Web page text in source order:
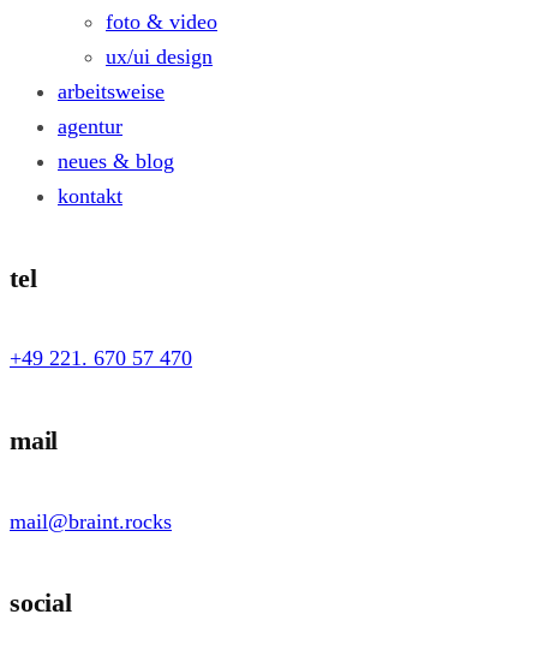
foto & video
ux/ui design
arbeitsweise
agentur
neues & blog
kontakt
tel
+49 221. 670 57 470
mail
mail@braint.rocks
social